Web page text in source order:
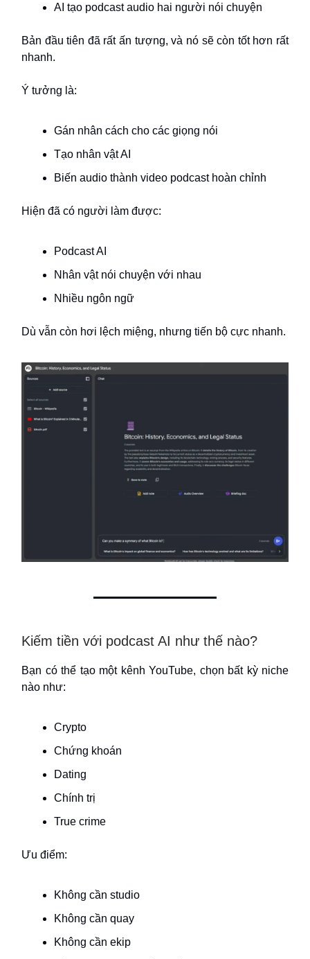
AI tạo podcast audio hai người nói chuyện
Bản đầu tiên đã rất ấn tượng, và nó sẽ còn tốt hơn rất
nhanh.
Ý tưởng là:
Gán nhân cách cho các giọng nói
Tạo nhân vật AI
Biến audio thành video podcast hoàn chỉnh
Hiện đã có người làm được:
Podcast AI
Nhân vật nói chuyện với nhau
Nhiều ngôn ngữ
Dù vẫn còn hơi lệch miệng, nhưng tiến bộ cực nhanh.
Kiếm tiền với podcast AI như thế nào?
Bạn có thể tạo một kênh YouTube, chọn bất kỳ niche
nào như:
Crypto
Chứng khoán
Dating
Chính trị
True crime
Ưu điểm:
Không cần studio
Không cần quay
Không cần ekip